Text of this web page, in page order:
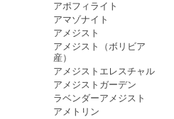
アポフィライト
アマゾナイト
アメジスト
アメジスト（ボリビア
産）
アメジストエレスチャル
アメジストガーデン
ラベンダーアメジスト
アメトリン